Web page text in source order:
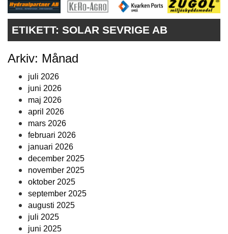
PRENUMERERA
ANNONSERA
ETIKETT: SOLAR SEVRIGE AB
Arkiv: Månad
juli 2026
juni 2026
maj 2026
april 2026
mars 2026
februari 2026
januari 2026
december 2025
november 2025
oktober 2025
september 2025
augusti 2025
juli 2025
juni 2025